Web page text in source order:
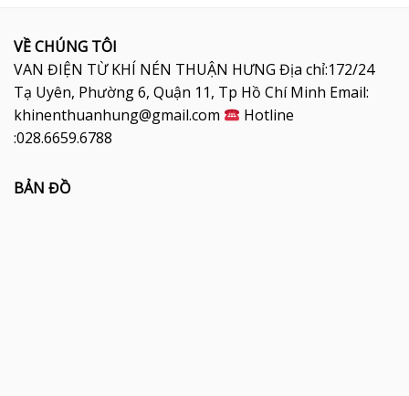
VỀ CHÚNG TÔI
VAN ĐIỆN TỪ KHÍ NÉN THUẬN HƯNG Địa chỉ:172/24
Tạ Uyên, Phường 6, Quận 11, Tp Hồ Chí Minh Email:
khinenthuanhung@gmail.com
Hotline
:028.6659.6788
BẢN ĐỒ